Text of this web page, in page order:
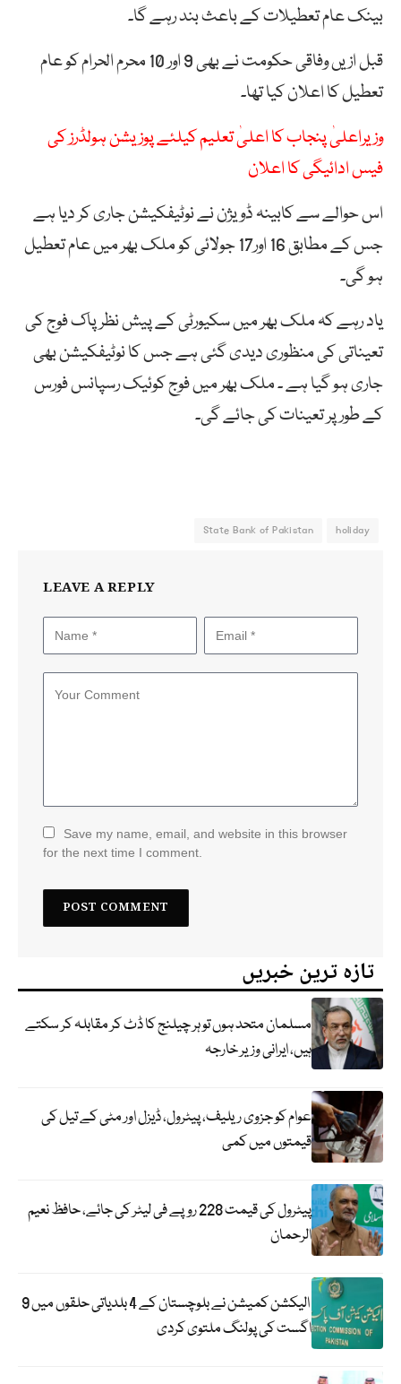
بینک عام تعطیلات کے باعث بند رہے گا۔
قبل ازیں وفاقی حکومت نے بھی 9 اور 10 محرم الحرام کو عام
تعطیل کا اعلان کیا تھا۔
وزیراعلیٰ پنجاب کا اعلیٰ تعلیم کیلئے پوزیشن ہولڈرز کی
فیس ادائیگی کا اعلان
اس حوالے سے کابینہ ڈویژن نے نوٹیفکیشن جاری کر دیا ہے
جس کے مطابق 16 اور17 جولائی کو ملک بھر میں عام تعطیل
ہو گی۔
یاد رہے کہ ملک بھر میں سکیورٹی کے پیش نظر پاک فوج کی
تعیناتی کی منظوری دیدی گئی ہے جس کا نوٹیفکیشن بھی
جاری ہو گیا ہے ۔ ملک بھر میں فوج کوئیک رسپانس فورس
کے طور پر تعینات کی جائے گی۔
holiday
State Bank of Pakistan
LEAVE A REPLY
Save my name, email, and website in this browser
for the next time I comment.
تازہ ترین خبریں
مسلمان متحد ہوں تو ہر چیلنج کا ڈٹ کر مقابلہ کر سکتے
ہیں، ایرانی وزیر خارجہ
عوام کو جزوی ریلیف، پیٹرول، ڈیزل اور مٹی کے تیل کی
قیمتوں میں کمی
پیٹرول کی قیمت 228 روپے فی لیٹر کی جائے، حافظ نعیم
الرحمان
الیکشن کمیشن نے بلوچستان کے 4 بلدیاتی حلقوں میں 9
اگست کی پولنگ ملتوی کردی